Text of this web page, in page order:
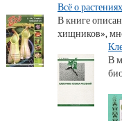
Всё о
В книге
хищников»,
В